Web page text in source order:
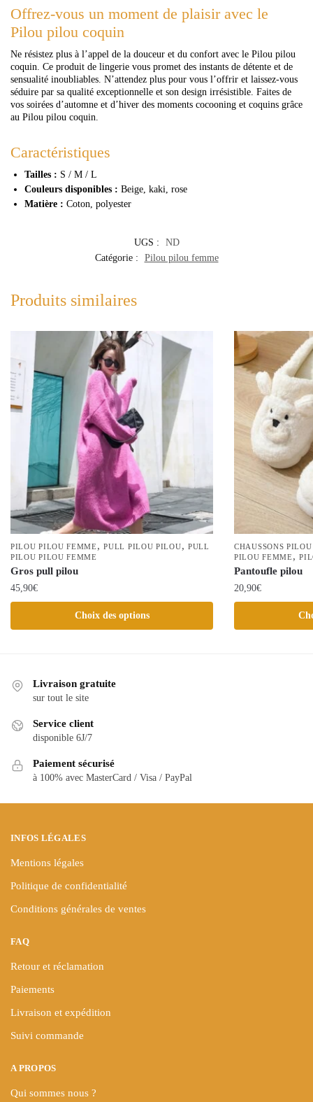
Offrez-vous un moment de plaisir avec le
Pilou pilou coquin
Ne résistez plus à l’appel de la douceur et du confort avec le Pilou pilou
coquin. Ce produit de lingerie vous promet des instants de détente et de
sensualité inoubliables. N’attendez plus pour vous l’offrir et laissez-vous
séduire par sa qualité exceptionnelle et son design irrésistible. Faites de
vos soirées d’automne et d’hiver des moments cocooning et coquins grâce
au Pilou pilou coquin.
Caractéristiques
Tailles : S / M / L
Couleurs disponibles : Beige, kaki, rose
Matière : Coton, polyester
UGS :
ND
Catégorie :
Pilou pilou femme
Produits similaires
PILOU PILOU FEMME,PULL PILOU PILOU, PULL
PILOU PILOU FEMME
Gros pull pilou
45,90€
Choix des options
produit
variations.
peuvent
choisies
CHAUSSONS
PILOU FEMME,
Pantoufle pilou
20,90€
produit
Livraison gratuite
sur tout le site
Service client
disponible 6J/7
Paiement sécurisé
à 100% avec MasterCard / Visa / PayPal
INFOS LÉGALES
Mentions légales
Politique de confidentialité
Conditions générales de ventes
FAQ
Retour et réclamation
Paiements
Livraison et expédition
Suivi commande
A PROPOS
Qui sommes nous ?